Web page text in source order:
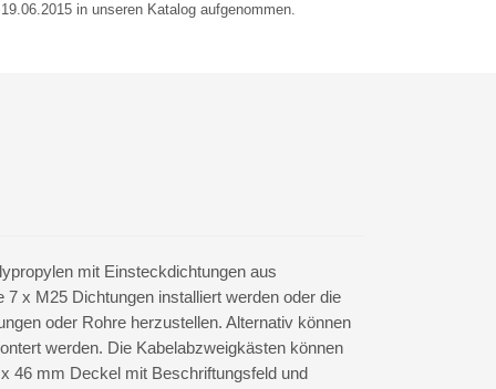
in unseren Katalog aufgenommen.
mit Einsteckdichtungen aus
x M25 Dichtungen installiert werden oder die
oder Rohre herzustellen. Alternativ können
werden. Die Kabelabzweigkästen können
46 mm Deckel mit Beschriftungsfeld und